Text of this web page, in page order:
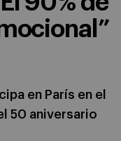
en París en el
50 aniversario